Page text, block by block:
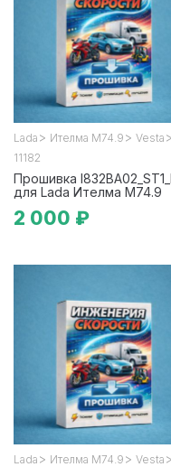
Lada > Ителма М74.9 > Vesta >
11182
Прошивка
для Lada Ителма М74.9
2 000 ₽
Lada > Ителма М74.9 > Vesta >